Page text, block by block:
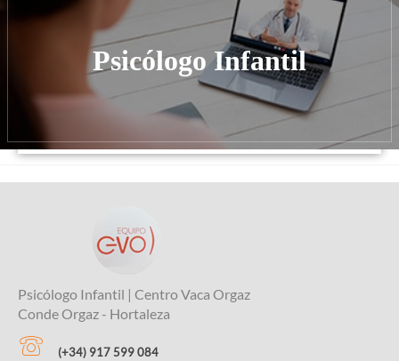
Psicólogo Infantil
Psicólogo Infantil | Centro Vaca Orgaz
Conde Orgaz - Hortaleza
(+34) 917 599 084